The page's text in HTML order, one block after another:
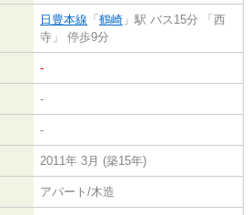
日豊本線 「 鶴崎 」駅 バス15分 「西
寺」 停歩9分
-
-
-
2011年 3月 (築15年)
アパート/木造